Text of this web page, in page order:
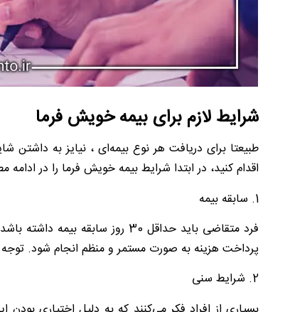
شرایط لازم برای بیمه خویش فرما
طبیعتا برای دریافت هر نوع بیمه‌ای ، نیایز به داشتن
اقدام کنید، در ابتدا شرایط بیمه خویش فرما را در ادامه
1. سابقه بیمه
پرداخت هزینه به صورت مستمر و منظم انجام شود. توجه
2. شرایط سنی